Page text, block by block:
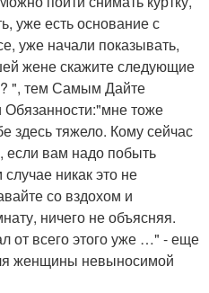
уже есть основание с
уже начали показывать,
жене скажите следующие
", тем Самым Дайте
Обязанности:"мне тоже
здесь тяжело. Кому сейчас
если вам надо побыть
никак это не
со вздохом и
ничего не объясняя.
от всего этого уже …" - еще
женщины невыносимой